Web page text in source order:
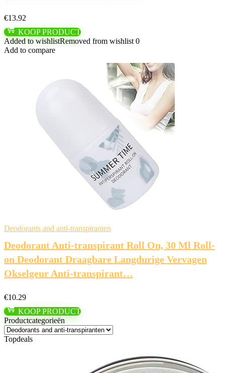
€13.92
KOOP PRODUCT
Added to wishlistRemoved from wishlist 0
Add to compare
Deodorants and anti-transpiranten
Deodorant Anti-transpirant Roll On, 30 Ml Roll-
on Deodorant Draagbare Langdurige Vervagen
Okselgeur Anti-transpirant…
€10.29
KOOP PRODUCT
Productcategorieën
Topdeals